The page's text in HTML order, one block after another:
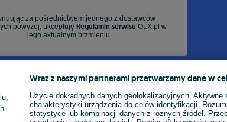
za pośrednictwem jednego z dostawców
powyżej, akceptuję Regulamin serwisu OLX.pl w
jego aktualnym brzmieniu.
Wraz z naszymi partnerami przetwarzamy dane w
Użycie dokładnych danych geolokalizacyjnych. Aktywne
charakterystyki urządzenia do celów identyfikacji.
statystyce lub kombinacji danych z różnych źródeł.